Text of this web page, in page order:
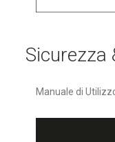
Sicurezza
Manuale di